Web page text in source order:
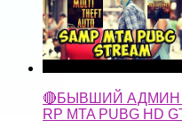
🔴БЫВШИЙ АДМИН
RP MTA PUBG HD